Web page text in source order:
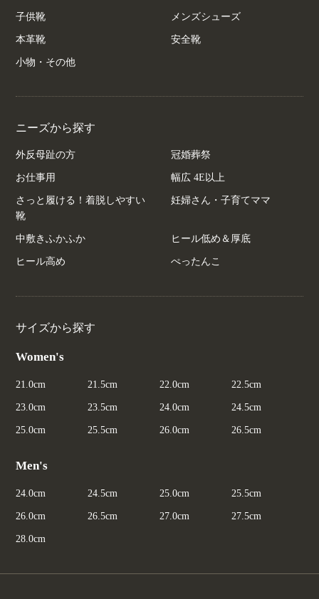
子供靴 メンズシューズ
本革靴 安全靴
小物・その他
ニーズから探す
外反母趾の方 冠婚葬祭
お仕事用 幅広 4E以上
さっと履ける！着脱しやすい
靴
妊婦さん・子育てママ
中敷きふかふか ヒール低め＆厚底
ヒール高め ぺったんこ
サイズから探す
Women's
21.0cm 21.5cm 22.0cm 22.5cm
23.0cm 23.5cm 24.0cm 24.5cm
25.0cm 25.5cm 26.0cm 26.5cm
Men's
24.0cm 24.5cm 25.0cm 25.5cm
26.0cm 26.5cm 27.0cm 27.5cm
28.0cm